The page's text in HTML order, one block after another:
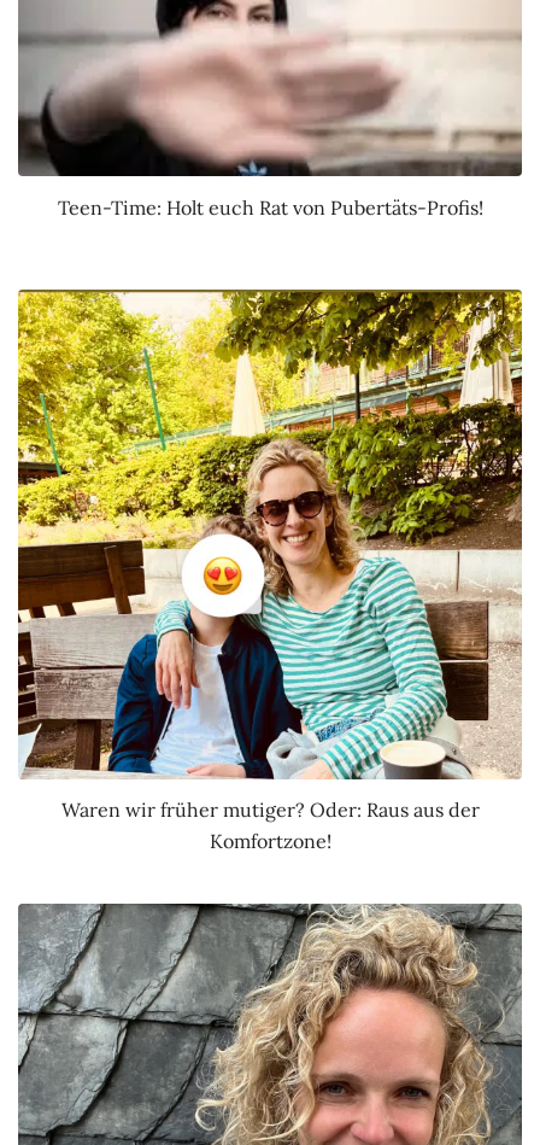
Teen-Time: Holt euch Rat von Pubertäts-Profis!
Waren wir früher mutiger? Oder: Raus aus der
Komfortzone!